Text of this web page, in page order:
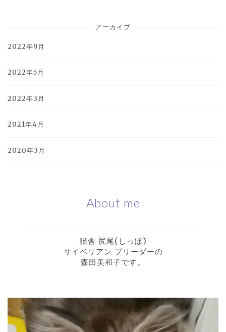
アーカイブ
2022年9月
2022年5月
2022年3月
2021年4月
2020年3月
About me
猫舎 尻尾(しっぽ)
サイベリアン ブリーダーの
森田美和子です。